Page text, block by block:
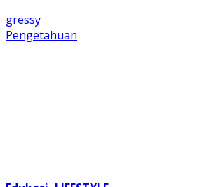
gressy
Pengetahuan